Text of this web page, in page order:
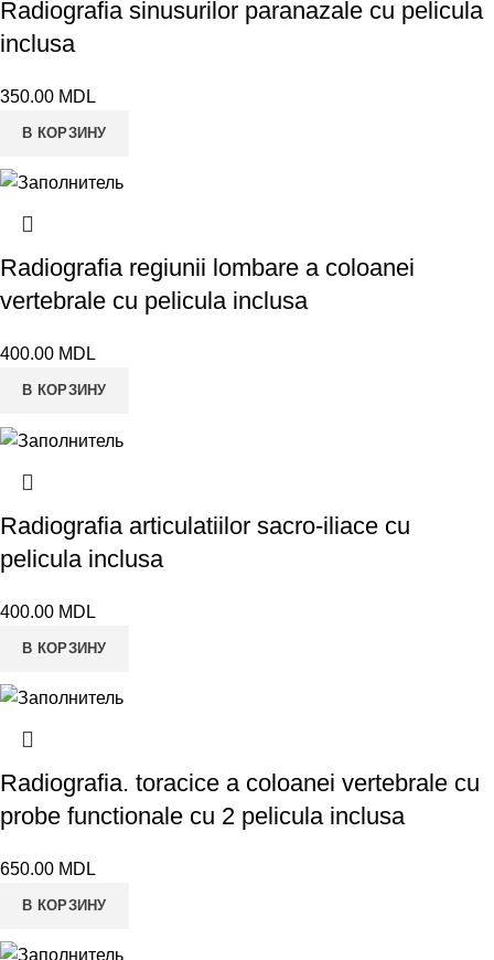
Radiografia sinusurilor paranazale cu pelicula
inclusa
350.00 MDL
В КОРЗИНУ
Radiografia regiunii lombare a coloanei
vertebrale cu pelicula inclusa
400.00 MDL
В КОРЗИНУ
Radiografia articulatiilor sacro-iliace cu
pelicula inclusa
400.00 MDL
В КОРЗИНУ
Radiografia. toracice a coloanei vertebrale cu
probe functionale cu 2 pelicula inclusa
650.00 MDL
В КОРЗИНУ